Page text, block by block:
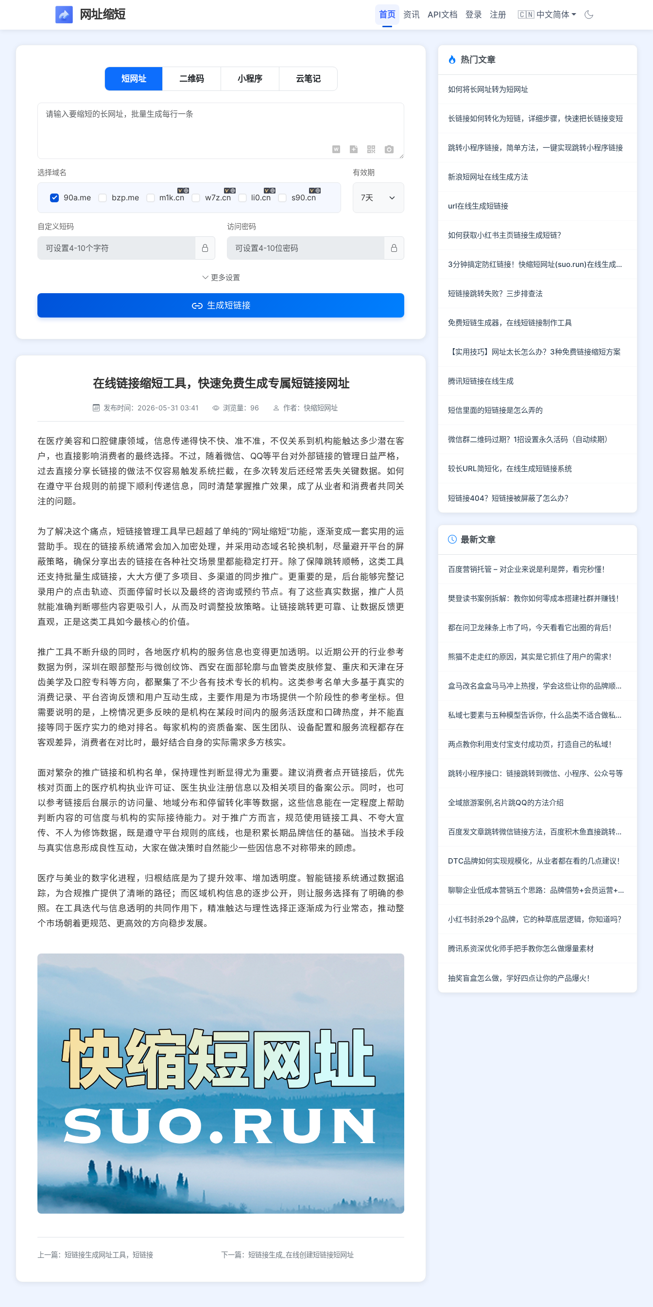
网址缩短 首页 资讯 API文档 登录 注册 🇨🇳 中文简体
短网址 二维码 小程序 云笔记
选择域名
90a.me bzp.me m1k.cn w7z.cn li0.cn s90.cn 公共域名
有效期
自定义短码 访问密码
社交平台 电商平台
选择防红平台类型，避免链接被拦截
平台设置
iOS Android PC 其他
更多设置
生成短链接
在线链接缩短工具，快速免费生成专属短链接网址
发布时间：2026-05-31 03:41 浏览量：96 作者：快缩短网址
在医疗美容和口腔健康领域，信息传递得快不快、准不准，不仅关系到机构能触达多少潜在客
户，也直接影响消费者的最终选择。不过，随着微信、QQ等平台对外部链接的管理日益严格，
过去直接分享长链接的做法不仅容易触发系统拦截，在多次转发后还经常丢失关键数据。如何
在遵守平台规则的前提下顺利传递信息，同时清楚掌握推广效果，成了从业者和消费者共同关
注的问题。
为了解决这个痛点，短链接管理工具早已超越了单纯的“网址缩短”功能，逐渐变成一套实用的运
营助手。现在的链接系统通常会加入加密处理，并采用动态域名轮换机制，尽量避开平台的屏
蔽策略，确保分享出去的链接在各种社交场景里都能稳定打开。除了保障跳转顺畅，这类工具
还支持批量生成链接，大大方便了多项目、多渠道的同步推广。更重要的是，后台能够完整记
录用户的点击轨迹、页面停留时长以及最终的咨询或预约节点。有了这些真实数据，推广人员
就能准确判断哪些内容更吸引人，从而及时调整投放策略。让链接跳转更可靠、让数据反馈更
直观，正是这类工具如今最核心的价值。
推广工具不断升级的同时，各地医疗机构的服务信息也变得更加透明。以近期公开的行业参考
数据为例，深圳在眼部整形与微创纹饰、西安在面部轮廓与血管类皮肤修复、重庆和天津在牙
齿美学及口腔专科等方向，都聚集了不少各有技术专长的机构。这类参考名单大多基于真实的
消费记录、平台咨询反馈和用户互动生成，主要作用是为市场提供一个阶段性的参考坐标。但
需要说明的是，上榜情况更多反映的是机构在某段时间内的服务活跃度和口碑热度，并不能直
接等同于医疗实力的绝对排名。每家机构的资质备案、医生团队、设备配置和服务流程都存在
客观差异，消费者在对比时，最好结合自身的实际需求多方核实。
面对繁杂的推广链接和机构名单，保持理性判断显得尤为重要。建议消费者点开链接后，优先
核对页面上的医疗机构执业许可证、医生执业注册信息以及相关项目的备案公示。同时，也可
以参考链接后台展示的访问量、地域分布和停留转化率等数据，这些信息能在一定程度上帮助
判断内容的可信度与机构的实际接待能力。对于推广方而言，规范使用链接工具、不夸大宣
传、不人为修饰数据，既是遵守平台规则的底线，也是积累长期品牌信任的基础。当技术手段
与真实信息形成良性互动，大家在做决策时自然能少一些因信息不对称带来的顾虑。
医疗与美业的数字化进程，归根结底是为了提升效率、增加透明度。智能链接系统通过数据追
踪，为合规推广提供了清晰的路径；而区域机构信息的逐步公开，则让服务选择有了明确的参
照。在工具迭代与信息透明的共同作用下，精准触达与理性选择正逐渐成为行业常态，推动整
个市场朝着更规范、更高效的方向稳步发展。
上一篇：短链接生成网址工具，短链接 下一篇：短链接生成_在线创建短链接短网址
热门文章
如何将长网址转为短网址
长链接如何转化为短链，详细步骤，快速把长链接变短
跳转小程序链接，简单方法，一键实现跳转小程序链接
新浪短网址在线生成方法
url在线生成短链接
如何获取小红书主页链接生成短链？
3分钟搞定防红链接！快缩短网址(suo.run)在线生成指南
短链接跳转失败？三步排查法
免费短链生成器，在线短链接制作工具
【实用技巧】网址太长怎么办？3种免费链接缩短方案
腾讯短链接在线生成
短信里面的短链接是怎么弄的
微信群二维码过期？1招设置永久活码（自动续期）
较长URL简短化，在线生成短链接系统
短链接404？短链接被屏蔽了怎么办？
最新文章
百度营销托管 – 对企业来说是利是弊，看完秒懂！
樊登读书案例拆解：教你如何零成本搭建社群并赚钱！
都在问卫龙辣条上市了吗，今天看看它出圈的背后！
熊猫不走走红的原因，其实是它抓住了用户的需求！
盒马改名盒盒马马冲上热搜，学会这些让你的品牌顺利出圈！
私域七要素与五种模型告诉你，什么品类不适合做私域！
两点教你利用支付宝支付成功页，打造自己的私域！
跳转小程序接口：链接跳转到微信、小程序、公众号等
全域旅游案例,名片跳QQ的方法介绍
百度发文章跳转微信链接方法，百度积木鱼直接跳转微信
DTC品牌如何实现规模化，从业者都在看的几点建议！
聊聊企业低成本营销五个思路：品牌借势+会员运营+情感营销
小红书封杀29个品牌，它的种草底层逻辑，你知道吗？
腾讯系资深优化师手把手教你怎么做爆量素材
抽奖盲盒怎么做，学好四点让你的产品爆火！